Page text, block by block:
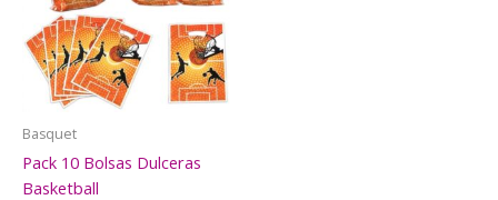
Basquet
Pack 10 Bolsas Dulceras
Basketball